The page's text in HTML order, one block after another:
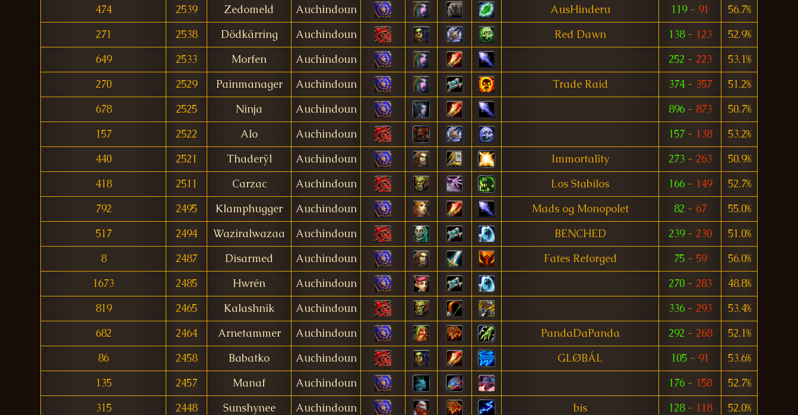
474
2539 Zedomeld Auchindoun AusHinderu 119- 91
56.7%
271
2538 Dödkärring Auchindoun Red Dawn 138- 123
52.9%
649
2533 Morfen Auchindoun 252 - 223
53.1%
270
2529 Painmanager Auchindoun Trade Raid 374- 357
51.2%
678
2525 Ninja Auchindoun 896- 873
50.7%
157
2522 Alo Auchindoun 157- 138
53.2%
440
2521 Thaderÿl Auchindoun Immortalîty 273- 263
50.9%
418
2511 Carzac Auchindoun Los Stabilos 166- 149
52.7%
792
2495 Klamphugger Auchindoun Mads og Monopolet 82 - 67
55.0%
517
2494 Waziralwazaa Auchindoun BENCHED 239- 230
51.0%
8
2487 Disarmed Auchindoun Fates Reforged 75- 59
56.0%
1673
2485 Hwrén Auchindoun 270- 283
48.8%
819
2465 Kalashnik Auchindoun 336- 293
53.4%
682
2464 Arnetammer Auchindoun PandaDaPanda 292 - 268
52.1%
86
2458 Babatko Auchindoun GLØBÁL 105 - 91
53.6%
135
2457 Manaf Auchindoun 176- 158
52.7%
315
2448 Sunshynee Auchindoun bis 128- 118
52.0%